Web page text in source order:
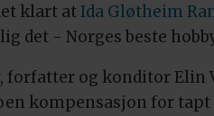
klart atIda Gløtheim
det - Norges beste
forfatter og konditor Elin
kompensasjon for tapt